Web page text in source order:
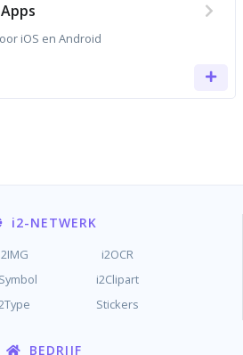
iOS en Android
i2-NETWERK
i2IMG
i2OCR
i2Clipart
Stickers
BEDRIJF